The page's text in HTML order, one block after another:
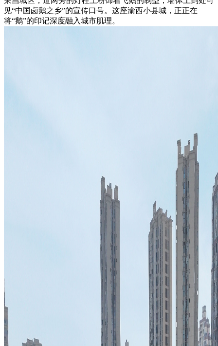
见“中国卤鹅之乡”的宣传口号。这座渝西小县城，正正在
将“鹅”的印记深度融入城市肌理。